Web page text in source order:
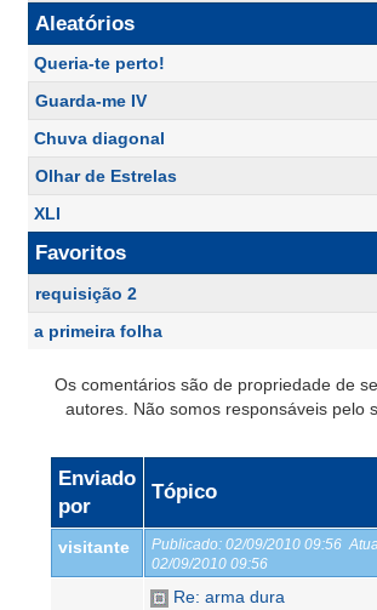
Aleatórios
Queria-te perto!
Guarda-me IV
Chuva diagonal
Olhar de Estrelas
XLI
Favoritos
requisição 2
a primeira folha
Os comentários são de propriedade de
autores. Não somos responsáveis pelo
Enviado
por
Tópico
visitante Publicado: 02/09/2010 09:56
02/09/2010 09:56
Re: arma dura